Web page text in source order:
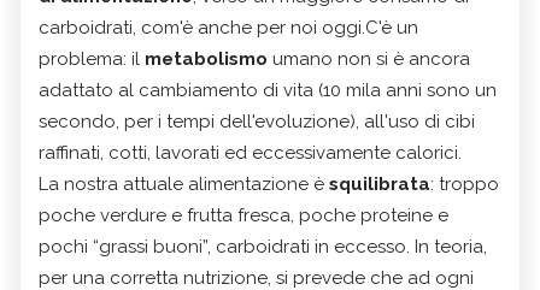
carboidrati, com'è anche per noi oggi.C'è un
problema: il metabolismo umano non si è ancora
adattato al cambiamento di vita (10 mila anni sono un
secondo, per i tempi dell'evoluzione), all'uso di cibi
raffinati, cotti, lavorati ed eccessivamente calorici.
La nostra attuale alimentazione è squilibrata: troppo
poche verdure e frutta fresca, poche proteine e
pochi “grassi buoni”, carboidrati in eccesso. In teoria,
per una corretta nutrizione, si prevede che ad ogni